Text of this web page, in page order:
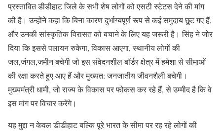
प्रस्तावित डीडीहाट जिले के सभी शेष लोगों को एसटी स्टेटस देने की मांग
की है। उन्होंने कहा कि बिना कारण दुर्भाग्यपूर्ण रूप से कई समुदाय छूट गए हैं,
और उनकी सांस्कृतिक विरासत को बचाने के लिए यह जरूरी है। सिंह ने जोर
दिया कि इससे पलायन रुकेगा, विकास आएगा, स्थानीय लोगों की
जल,जंगल,जमीन बचेगी जो इस संवेदनशील बॉर्डर क्षेत्र में हमेशा से सीमाओं
की रक्षा करते हुए आए हैं और मुख्यत: जनजातीय जीवनशैली बचेगी।
मुख्यमंत्री धामी, जो राज्य के विकास पर फोकस कर रहे हैं, से उम्मीद है कि वे
इस मांग पर विचार करेंगे।
यह मुद्दा न केवल डीडीहाट बल्कि पूरे भारत के सीमा पर रह रहे लोगों की